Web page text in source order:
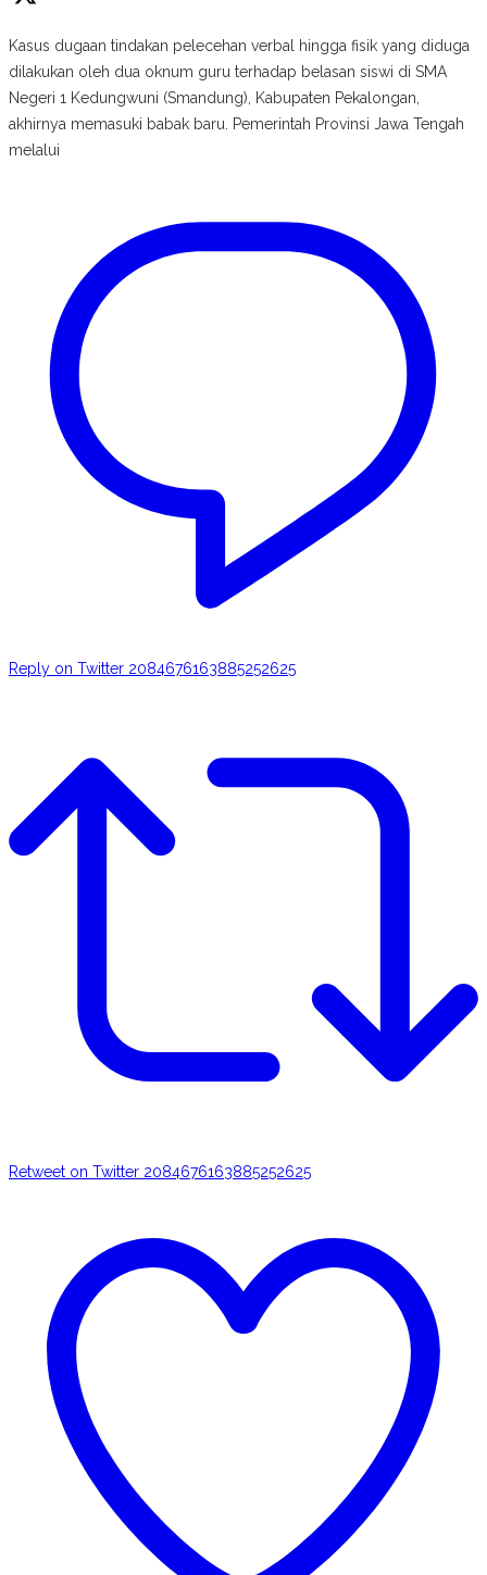
Kasus dugaan tindakan pelecehan verbal hingga fisik yang diduga
dilakukan oleh dua oknum guru terhadap belasan siswi di SMA
Negeri 1 Kedungwuni (Smandung), Kabupaten Pekalongan,
akhirnya memasuki babak baru. Pemerintah Provinsi Jawa Tengah
melalui
Reply on Twitter 2084676163885252625
Retweet on Twitter 2084676163885252625